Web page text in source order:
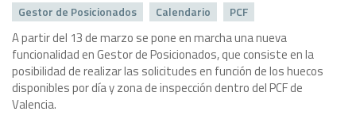
Gestor de Posicionados Calendario PCF
A partir del 13 de marzo se pone en marcha una nueva
funcionalidad en Gestor de Posicionados, que consiste en la
posibilidad de realizar las solicitudes en función de los huecos
disponibles por día y zona de inspección dentro del PCF de
Valencia.